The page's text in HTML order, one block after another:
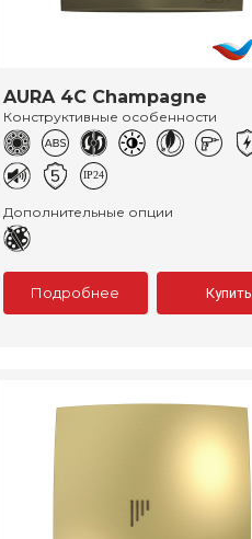
AURA 4C Champagne
Конструктивные особенности
Дополнительные опции
Подробнее Купить